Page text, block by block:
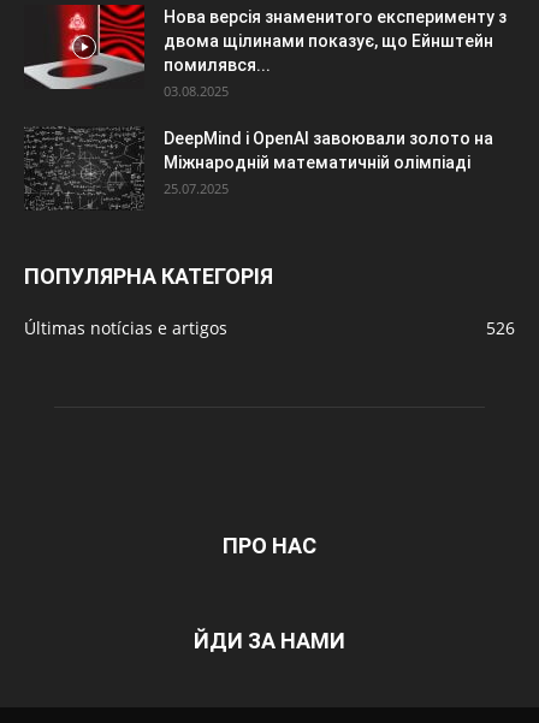
Нова версія знаменитого експерименту з
двома щілинами показує, що Ейнштейн
помилявся...
03.08.2025
DeepMind і OpenAI завоювали золото на
Міжнародній математичній олімпіаді
25.07.2025
ПОПУЛЯРНА КАТЕГОРІЯ
Últimas notícias e artigos 526
ПРО НАС
ЙДИ ЗА НАМИ